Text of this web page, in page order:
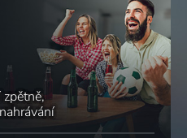
Neobyčejné
životy
2009-2013 | Slavní lidé
Volha
2023 | Česká republika | Drama, Komedie
79%
2 díly
zpětně